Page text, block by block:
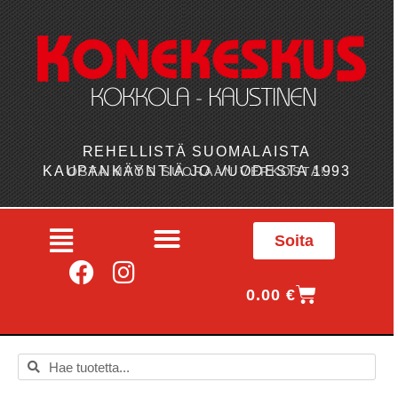
REHELLISTÄ SUOMALAISTA
KAUPANKÄYNTIÄ JO VUODESTA 1993
OSTA MYÖS SUORAAN VERKOSTA!
Soita
0.00€